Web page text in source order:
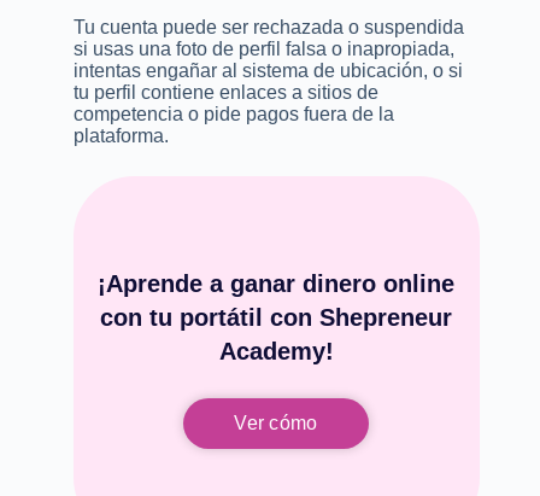
Tu cuenta puede ser rechazada o suspendida
si usas una foto de perfil falsa o inapropiada,
intentas engañar al sistema de ubicación, o si
tu perfil contiene enlaces a sitios de
competencia o pide pagos fuera de la
plataforma.
¡Aprende a ganar dinero online
con tu portátil con Shepreneur
Academy!
Ver cómo